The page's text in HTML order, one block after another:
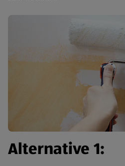
Alternative 1: